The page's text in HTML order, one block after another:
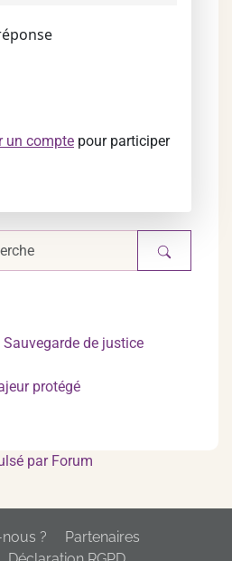
un compte pour participer
Sauvegarde de justice
protégé
par Forum
?
Partenaires